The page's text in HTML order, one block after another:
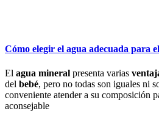
Cómo elegir el agua adecuada para
El agua mineral presenta varias
del bebé, pero no todas son iguales ni
conveniente atender a su composición
aconsejable